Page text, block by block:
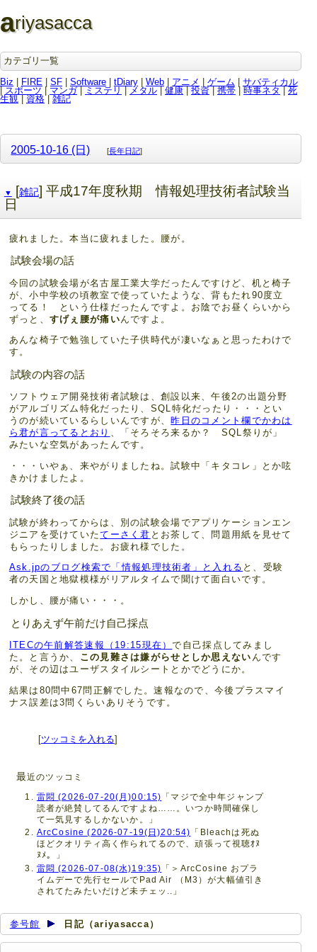
ariyasacca
カテゴリ一覧
Biz
FIRE SF Software tDiary Web アニメ ゲーム
サバティカル
スポーツ | マンガ| ミステリ メタル 健康 投資 携帯 | 時事ネタ
死
生観
資格| 雑記
2005-10-16 (日) [長年日記]
▼ [雑記] 平成17年度秋期 情報処理技術者試験当
日
疲れました。本当に疲れました。腰が。
試験会場の話
今回の試験会場が名古屋工業大学だったんですけど、机と椅子
が、小中学校の頃教室で使っていたような、背もたれ90度立
ってる！ という仕様だったんですよ。お陰でお昼くらいから
ずっと、 すげぇ腰が痛い んですよ。
あんな椅子で勉強していた子供時代が凄いなぁと思ったわけで
す。
試験の内容の話
ソフトウェア開発技術者試験は、創設以来、午後2の出題分野
がアルゴリズム特化だったり、SQL特化だったり・・・とい
うのが続いているらしいんですが、昨日のコメント欄でかわは
ら君が言ってるとおり 、「そろそろ来るか？ SQL祭りが」
みたいな空気があったんです。
・・・いやぁ、来やがりましたね。試験中「キタコレ」とか呟
きかけましたよ。
試験終了後の話
試験が終わってからは、別の試験会場でアプリケーションエン
ジニアを受けていたてーさく君 とお茶して、問題用紙を見せて
もらったりしました。お疲れ様でした。
Ask.jpのブログ検索で「情報処理技術者」と入れる と、受験
者の天国と地獄模様がリアルタイムで聞けて面白いです。
しかし、腰が痛い・・・。
とりあえず午前だけ自己採点
ITECの午前解答速報（19:15現在）で自己採点してみまし
た。と言うか、 この見難さは嫌がらせとしか思えない んです
が、その辺はユーザスタイルシートとかでどうにか。
結果は80問中67問正解でした。速報なので、今後プラスマイ
ナス誤差は3問くらいありそうです。
[ツッコミを入れる]
最近のツッコミ
雷悶 (2026-07-20(月)00:15)
「マジで全中年ジャンプ
読者が絶賛してるんですよね……。いつか時間確保し
て一気見するしかないか。」
ArcCosine (2026-07-19(日)20:54)
「Bleachは死ぬ
ほどクオリティ高く作られてるので、頑張って視聴ｵﾇ
ﾇﾒ。」
雷悶 (2026-07-08(水)19:35)
「＞ArcCosine おプラ
イムデーで先行セールでPad Air （M3）が大幅値引き
されてたみたいだけど未チェッ..」
参号館 日記（ariyasacca）